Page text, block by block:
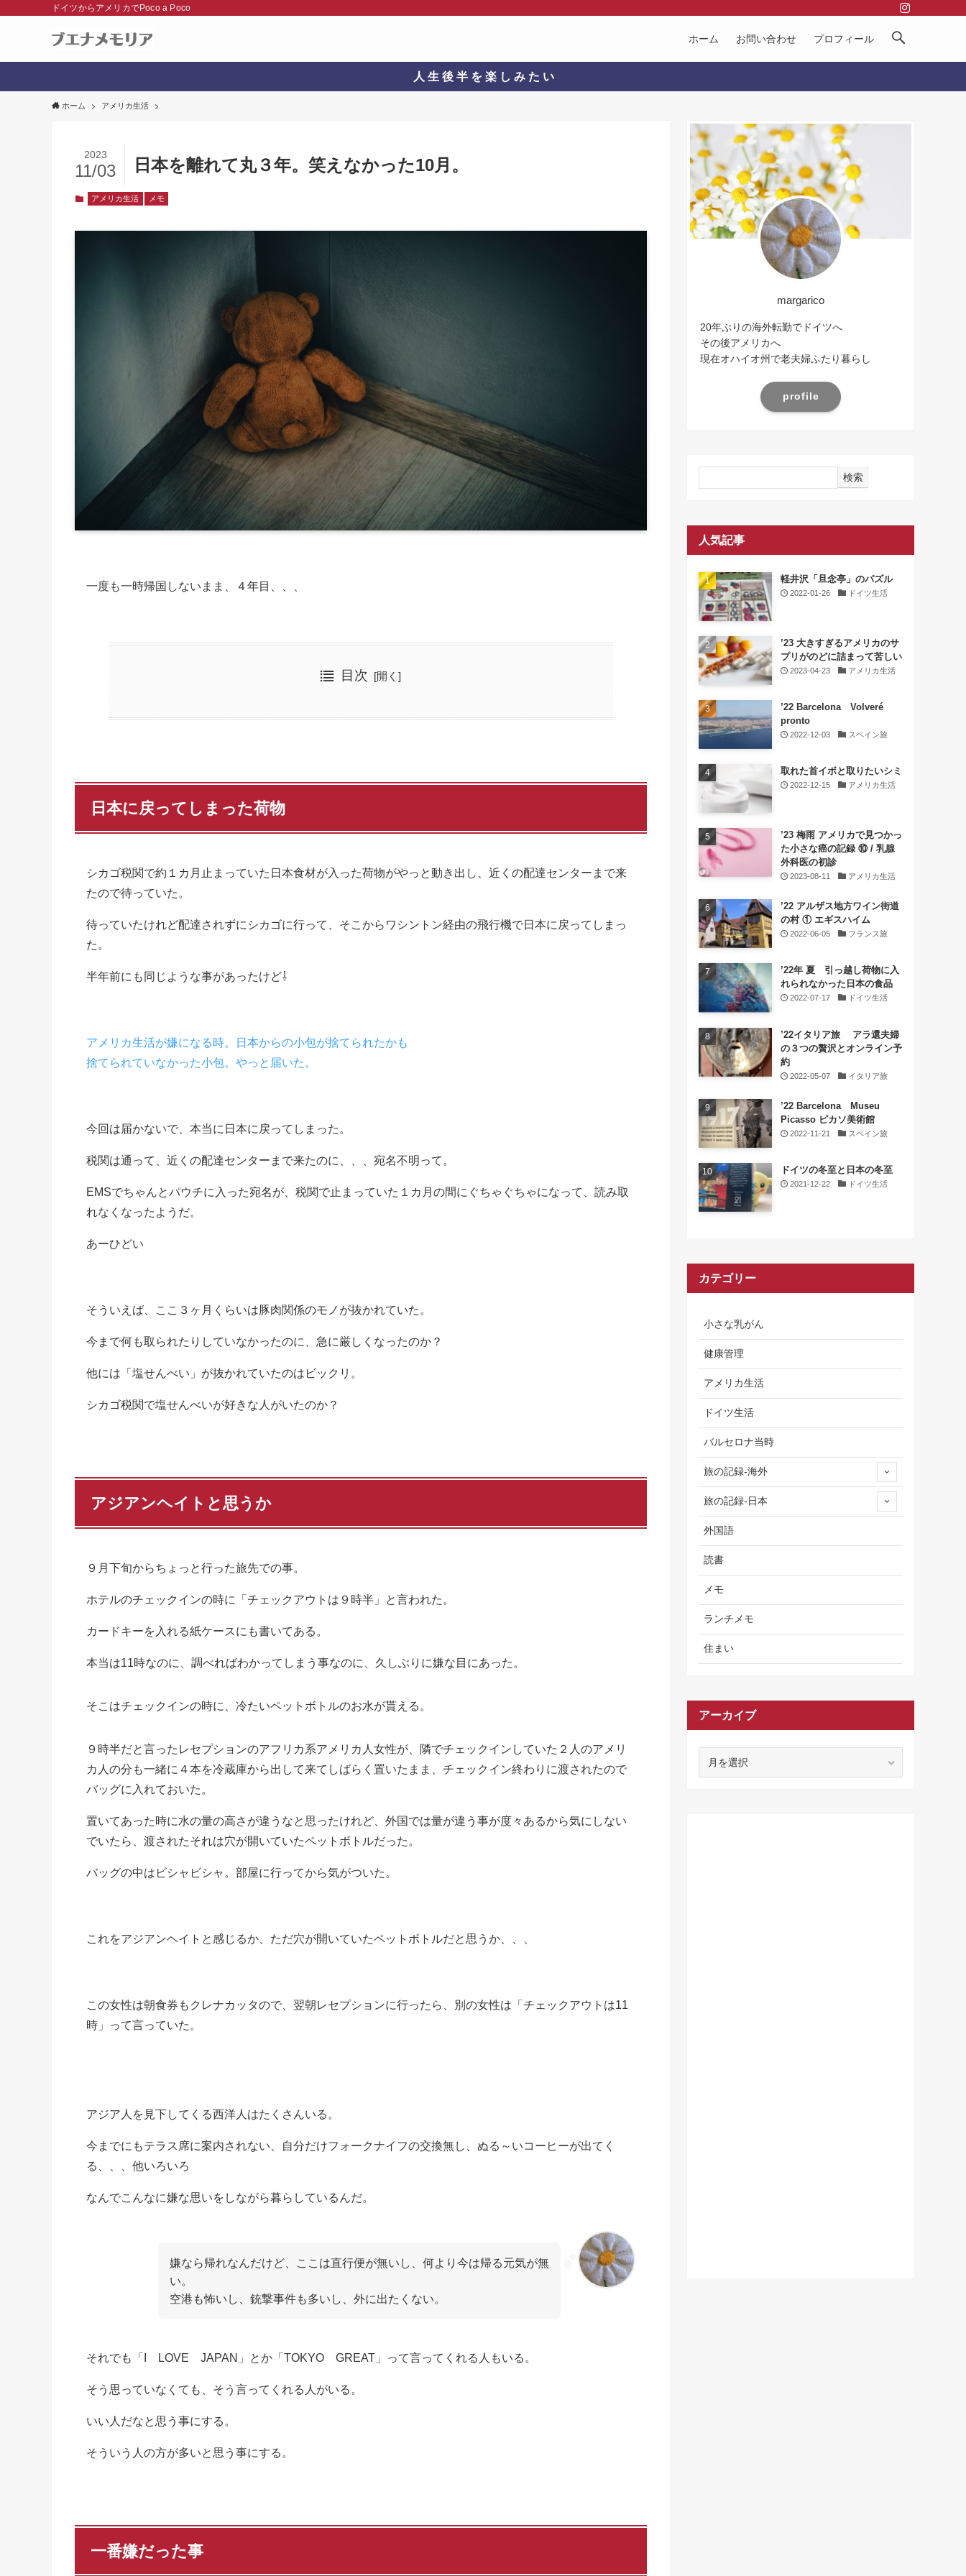
ドイツからアメリカでPoco a Poco
ホーム お問い合わせ プロフィール
人 生 後 半 を 楽 し み た い
ホーム アメリカ生活
日本を離れて丸３年。笑えなかった10月。
2023
11/03
アメリカ生活 メモ
一度も一時帰国しないまま、４年目、、、
目次
日本に戻ってしまった荷物
シカゴ税関で約１カ月止まっていた日本食材が入った荷物がやっと動き出し、近くの配達センターまで来
たので待っていた。
待っていたけれど配達されずにシカゴに行って、そこからワシントン経由の飛行機で日本に戻ってしまっ
た。
半年前にも同じような事があったけど⇩
アメリカ生活が嫌になる時。日本からの小包が捨てられたかも
捨てられていなかった小包。やっと届いた。
今回は届かないで、本当に日本に戻ってしまった。
税関は通って、近くの配達センターまで来たのに、、、宛名不明って。
EMSでちゃんとパウチに入った宛名が、税関で止まっていた１カ月の間にぐちゃぐちゃになって、読み取
れなくなったようだ。
あーひどい
そういえば、ここ３ヶ月くらいは豚肉関係のモノが抜かれていた。
今まで何も取られたりしていなかったのに、急に厳しくなったのか？
他には「塩せんべい」が抜かれていたのはビックリ。
シカゴ税関で塩せんべいが好きな人がいたのか？
アジアンヘイトと思うか
９月下旬からちょっと行った旅先での事。
ホテルのチェックインの時に「チェックアウトは９時半」と言われた。
カードキーを入れる紙ケースにも書いてある。
本当は11時なのに、調べればわかってしまう事なのに、久しぶりに嫌な目にあった。
そこはチェックインの時に、冷たいペットボトルのお水が貰える。
９時半だと言ったレセプションのアフリカ系アメリカ人女性が、隣でチェックインしていた２人のアメリ
カ人の分も一緒に４本を冷蔵庫から出して来てしばらく置いたまま、チェックイン終わりに渡されたので
バッグに入れておいた。
置いてあった時に水の量の高さが違うなと思ったけれど、外国では量が違う事が度々あるから気にしない
でいたら、渡されたそれは穴が開いていたペットボトルだった。
バッグの中はビシャビシャ。部屋に行ってから気がついた。
これをアジアンヘイトと感じるか、ただ穴が開いていたペットボトルだと思うか、、、
この女性は朝食券もクレナカッタので、翌朝レセプションに行ったら、別の女性は「チェックアウトは11
時」って言っていた。
アジア人を見下してくる西洋人はたくさんいる。
今までにもテラス席に案内されない、自分だけフォークナイフの交換無し、ぬる～いコーヒーが出てく
る、、、他いろいろ
なんでこんなに嫌な思いをしながら暮らしているんだ。
嫌なら帰れなんだけど、ここは直行便が無いし、何より今は帰る元気が無
い。
空港も怖いし、銃撃事件も多いし、外に出たくない。
それでも「I LOVE JAPAN」とか「TOKYO GREAT」って言ってくれる人もいる。
そう思っていなくても、そう言ってくれる人がいる。
いい人だなと思う事にする。
そういう人の方が多いと思う事にする。
一番嫌だった事
margarico
20年ぶりの海外転勤でドイツへ
その後アメリカへ
現在オハイオ州で老夫婦ふたり暮らし
profile
検索
人気記事
軽井沢「旦念亭」のパズル
2022-01-26 ドイツ生活
’23 大きすぎるアメリカのサ
プリがのどに詰まって苦しい
2023-04-23 アメリカ生活
’22 Barcelona Volveré
pronto
2022-12-03 スペイン旅
取れた首イボと取りたいシミ
2022-12-15 アメリカ生活
’23 梅雨 アメリカで見つかっ
た小さな癌の記録 ⑩ / 乳腺
外科医の初診
2023-08-11 アメリカ生活
’22 アルザス地方ワイン街道
の村 ① エギスハイム
2022-06-05 フランス旅
’22年 夏 引っ越し荷物に入
れられなかった日本の食品
2022-07-17 ドイツ生活
’22イタリア旅 アラ還夫婦
の３つの贅沢とオンライン予
約
2022-05-07 イタリア旅
’22 Barcelona Museu
Picasso ピカソ美術館
2022-11-21 スペイン旅
ドイツの冬至と日本の冬至
2021-12-22 ドイツ生活
カテゴリー
小さな乳がん
健康管理
アメリカ生活
ドイツ生活
バルセロナ当時
旅の記録-海外
旅の記録-日本
外国語
読書
メモ
ランチメモ
住まい
アーカイブ